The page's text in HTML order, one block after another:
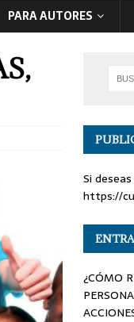
PARA AUTORES
Si
https://
¿CÓMO